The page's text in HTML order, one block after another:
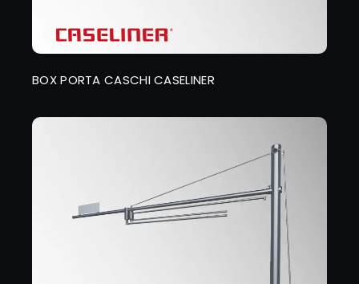
BOX PORTA CASCHI CASELINER